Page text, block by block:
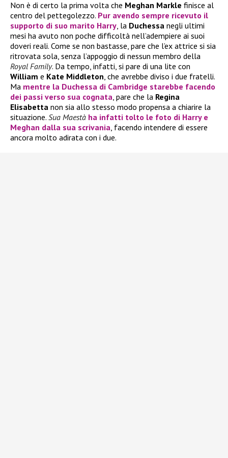
Non è di certo la prima volta che Meghan Markle finisce al
centro del pettegolezzo. Pur avendo sempre ricevuto il
supporto di suo marito Harry, la Duchessa negli ultimi
mesi ha avuto non poche difficoltà nell’adempiere ai suoi
doveri reali. Come se non bastasse, pare che l’ex attrice si sia
ritrovata sola, senza l’appoggio di nessun membro della
Royal Family. Da tempo, infatti, si pare di una lite con
William e Kate Middleton, che avrebbe diviso i due fratelli.
Ma mentre la Duchessa di Cambridge starebbe facendo
dei passi verso sua cognata, pare che la Regina
Elisabetta non sia allo stesso modo propensa a chiarire la
situazione. Sua Maestà ha infatti tolto le foto di Harrye
Meghan dalla sua scrivania, facendo intendere di essere
ancora molto adirata con i due.